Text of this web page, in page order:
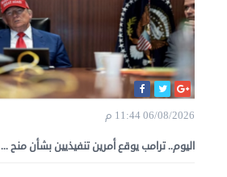
06/08/2026 11:44 م
اليوم.. ترامب يوقع أمرين تنفيذيين بشأن منح ...